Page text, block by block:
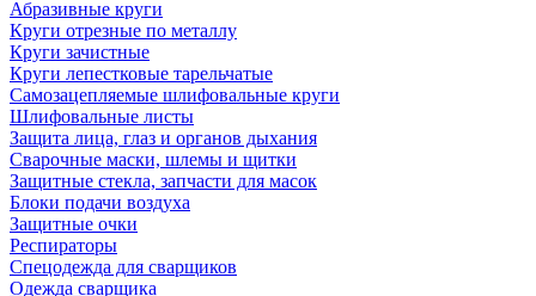
Абразивные круги
Круги отрезные по металлу
Круги зачистные
Круги лепестковые тарельчатые
Самозацепляемые шлифовальные круги
Шлифовальные листы
Защита лица, глаз и органов дыхания
Сварочные маски, шлемы и щитки
Защитные стекла, запчасти для масок
Блоки подачи воздуха
Защитные очки
Респираторы
Спецодежда для сварщиков
Одежда сварщика